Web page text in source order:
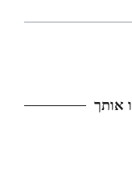
אותך